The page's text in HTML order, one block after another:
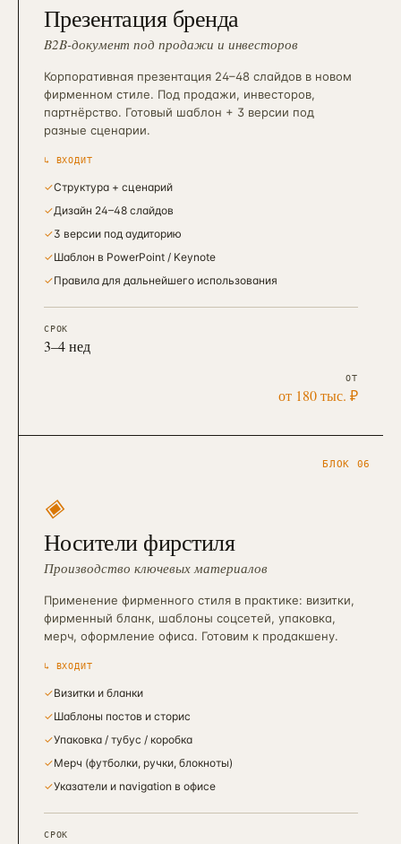
Презентация бренда
B2B-документ под продажи и инвесторов
Корпоративная презентация 24–48 слайдов в новом
фирменном стиле. Под продажи, инвесторов,
партнёрство. Готовый шаблон + 3 версии под
разные сценарии.
↳ ВХОДИТ
✓Структура + сценарий
✓Дизайн 24–48 слайдов
✓3 версии под аудиторию
✓Шаблон в PowerPoint / Keynote
✓Правила для дальнейшего использования
СРОК
3–4 нед
ОТ
от 180 тыс. ₽
БЛОК 06
◈
Носители фирстиля
Производство ключевых материалов
Применение фирменного стиля в практике: визитки,
фирменный бланк, шаблоны соцсетей, упаковка,
мерч, оформление офиса. Готовим к продакшену.
↳ ВХОДИТ
✓Визитки и бланки
✓Шаблоны постов и сторис
✓Упаковка / тубус / коробка
✓Мерч (футболки, ручки, блокноты)
✓Указатели и navigation в офисе
СРОК